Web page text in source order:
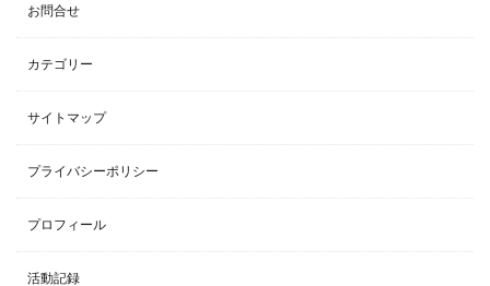
お問合せ
カテゴリー
サイトマップ
プライバシーポリシー
プロフィール
活動記録